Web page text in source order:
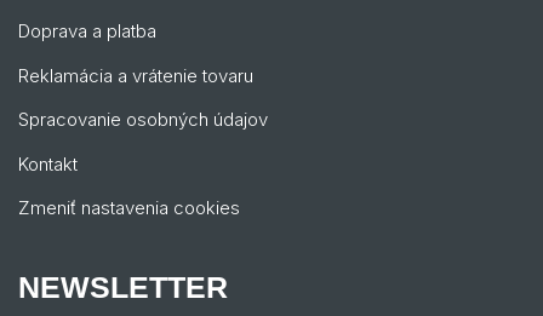
Doprava a platba
Reklamácia a vrátenie tovaru
Spracovanie osobných údajov
Kontakt
Zmeniť nastavenia cookies
NEWSLETTER